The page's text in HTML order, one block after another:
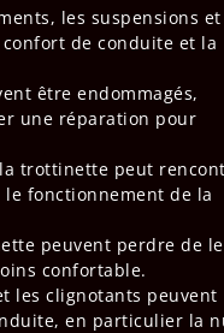
les suspensions et
de conduite et la
être endommagés,
une réparation pour
trottinette peut
fonctionnement de la
peuvent perdre de
confortable.
les clignotants peuvent
en particulier la